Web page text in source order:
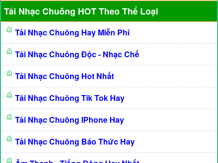
Tải Nhạc Chuông HOT Theo Thể Loại
Tải Nhạc Chuông Hay Miễn Phí
Tải Nhạc Chuông Độc - Nhạc Chế
Tải Nhạc Chuông Hot Nhất
Tải Nhạc Chuông Tik Tok Hay
Tải Nhạc Chuông IPhone Hay
Tải Nhạc Chuông Báo Thức Hay